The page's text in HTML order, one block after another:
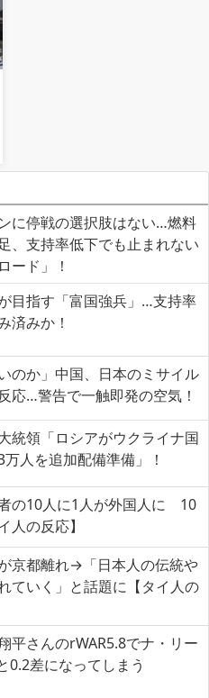
に停戦の選択肢はない…燃料
、支持率低下でも止まれない
ード」！
目指す「富国強兵」…支持率
済みか！
のか」中国、日本のミサイル
応…警告で一触即発の空気！
統領「ロシアがウクライナ国
人を追加配備準備」！
の10人に1人が外国人に 10
人の反応】
京都離れ→「日本人の伝統や
ていく」と話題に【タイ人の
平さんのrWAR5.8でナ・リー
0.2差になってしまう